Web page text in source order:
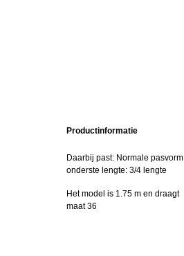
Productinformatie
Daarbij past: Normale pasvorm
onderste lengte: 3/4 lengte
Het model is 1.75 m en draagt
maat 36